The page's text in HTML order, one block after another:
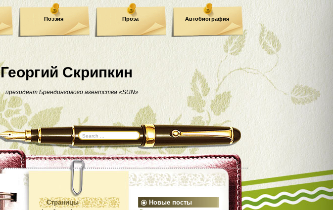
Георгий Скрипкин
президент Брендингового агентства «SUN»
Поэзия Проза Автобиография
Страницы Новые посты